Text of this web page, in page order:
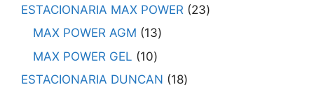
ESTACIONARIA MAX POWER
23
MAX POWER AGM
13
MAX POWER GEL
10
ESTACIONARIA DUNCAN
18